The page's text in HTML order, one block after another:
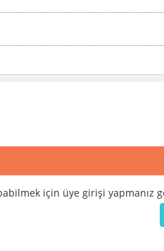
için üye girişi yapmanız